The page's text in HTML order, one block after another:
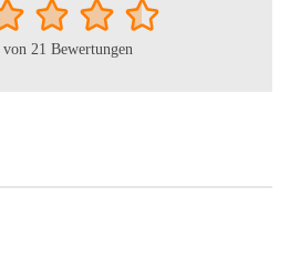
von 21 Bewertungen